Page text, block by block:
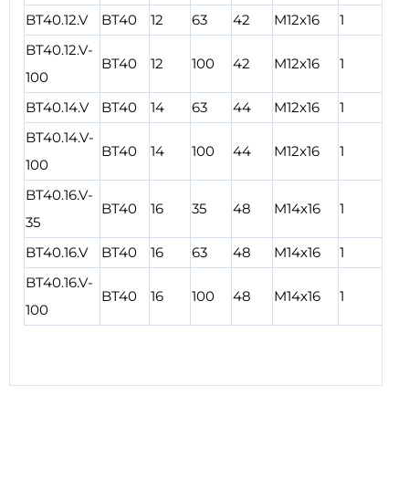
BT40.12.V BT40 12 63 42 M12x16 1
BT40.12.V-
100
BT40 12 100 42 M12x16 1
BT40.14.V BT40 14 63 44 M12x16 1
BT40.14.V-
100
BT40 14 100 44 M12x16 1
BT40.16.V-
35
BT40 16 35 48 M14x16 1
BT40.16.V BT40 16 63 48 M14x16 1
BT40.16.V-
100
BT40 16 100 48 M14x16 1